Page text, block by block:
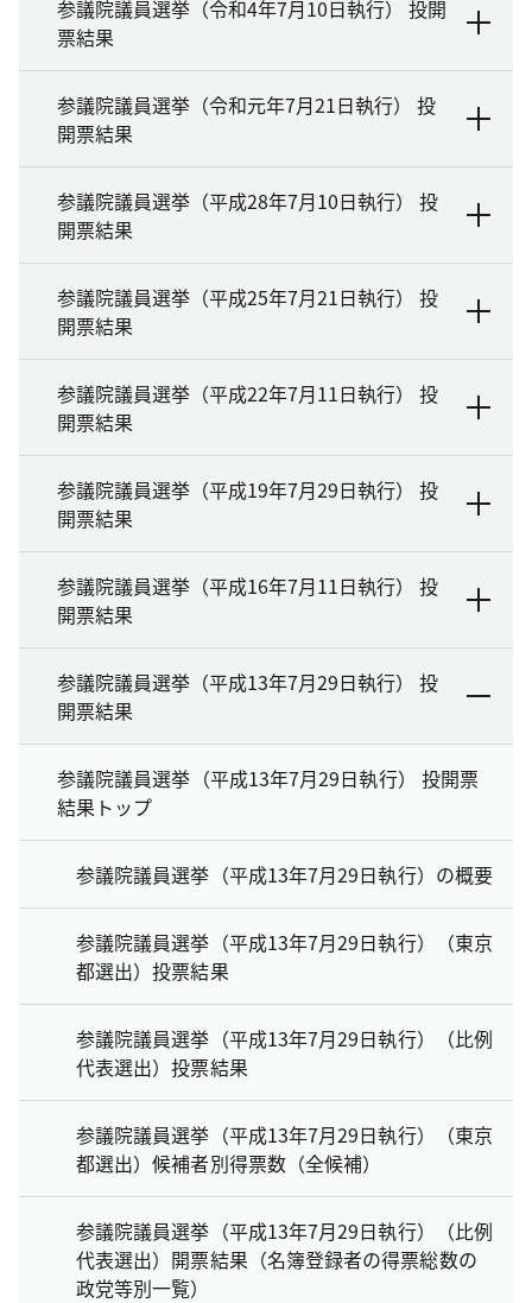
参議院議員選挙（令和4年7月10日執行） 投開
票結果
参議院議員選挙（令和元年7月21日執行） 投
開票結果
参議院議員選挙（平成28年7月10日執行） 投
開票結果
参議院議員選挙（平成25年7月21日執行） 投
開票結果
参議院議員選挙（平成22年7月11日執行） 投
開票結果
参議院議員選挙（平成19年7月29日執行） 投
開票結果
参議院議員選挙（平成16年7月11日執行） 投
開票結果
参議院議員選挙（平成13年7月29日執行） 投
開票結果
参議院議員選挙（平成13年7月29日執行） 投開票
結果トップ
参議院議員選挙（平成13年7月29日執行）の概要
参議院議員選挙（平成13年7月29日執行）（東京
都選出）投票結果
参議院議員選挙（平成13年7月29日執行）（比例
代表選出）投票結果
参議院議員選挙（平成13年7月29日執行）（東京
都選出）候補者別得票数（全候補）
参議院議員選挙（平成13年7月29日執行）（比例
代表選出）開票結果（名簿登録者の得票総数の
政党等別一覧）